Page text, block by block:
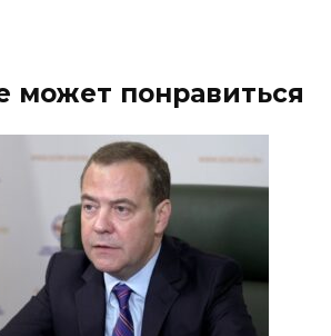
может понравиться